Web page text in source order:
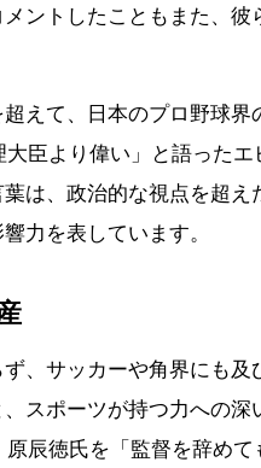
ントしたこともまた、彼
えて、日本のプロ野球界
臣より偉い」と語った
は、政治的な視点を超え
力を表しています。
、サッカーや角界にも及
スポーツが持つ力への深
辰徳氏を「監督を辞めて